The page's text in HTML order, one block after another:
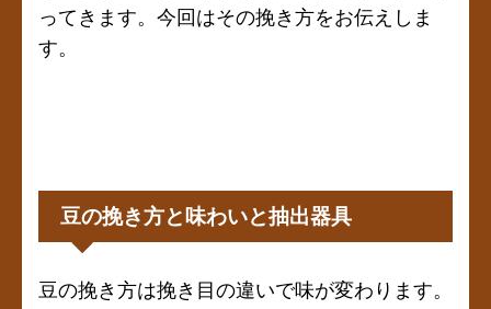
ってきます。今回はその挽き方をお伝えしま
す。
豆の挽き方と味わいと抽出器具
豆の挽き方は挽き目の違いで味が変わります。